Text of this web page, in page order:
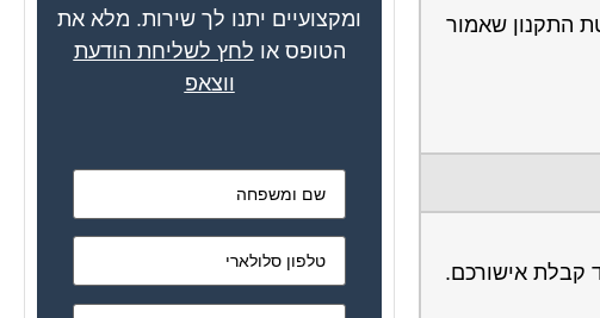
התקנון שאמור
קבלת אישורכם.
ומקצועיים יתנו לך שירות. מלא את
הטופס או לחץ לשליחת הודעת
ווצאפ